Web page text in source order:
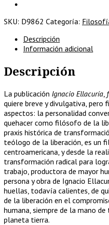
Liberación
SKU: D9862 Categoría:
Descripción
Información adicional
Descripción
La publicación Ignacio Ellacuría
quiere breve y divulgativa, pero
aspectos: la personalidad
quehacer como filósofo de la
praxis histórica de
teólogo de la liberación, es un
centroamericana, y desde la
transformación radical para
trabajo, productora de mayor
persona y obra de Ignacio
huellas, todavía calientes, de
de la liberación en el
humana, siempre de la mano
planeta tierra.